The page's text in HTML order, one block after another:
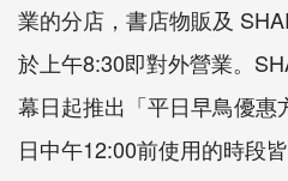
業的分店，書店物販及
於上午8:30即對外營業。
幕日起推出「平日早鳥優
日中午12:00前使用的時段